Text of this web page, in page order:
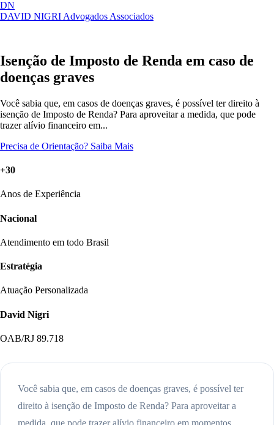
DN
DAVID NIGRI Advogados Associados
Artigos, sentenças, áreas de atuação,
Isenção de Imposto de Renda em caso de
doenças graves
Você sabia que, em casos de doenças graves, é possível ter direito à
isenção de Imposto de Renda? Para aproveitar a medida, que pode
trazer alívio financeiro em...
Precisa de Orientação? Saiba Mais
+30
Anos de Experiência
Nacional
Atendimento em todo Brasil
Estratégia
Atuação Personalizada
David Nigri
OAB/RJ 89.718
Você sabia que, em casos de doenças graves, é possível ter
direito à isenção de Imposto de Renda? Para aproveitar a
medida, que pode trazer alívio financeiro em momentos